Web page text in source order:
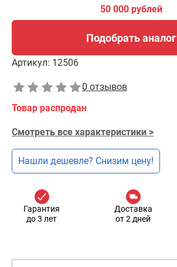
50 000 рублей
Подобрать аналог
Артикул: 12506
0 отзывов
Товар распродан
Смотреть все характеристики >
Нашли дешевле? Снизим цену!
Гарантия
до 3 лет
Доставка
от 2 дней